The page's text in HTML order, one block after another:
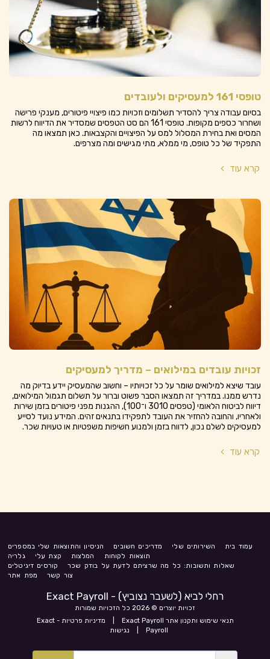
טופסי 161 למעסיקים ולעובדים
בסיום עבודה צריך להסדיר תשלומים וזכויות כמו פיצויי פיטורים, מענקי פרישה
ושחרור כספים מקופות. טופסי 161 הם סט הטפסים שמסדיר את הדיווח לרשות
המסים ואת בחירת המסלול למס על הפיצויים והקצבאות. כאן תמצאו מה
התפקיד של כל טופס, מי ממלא, מתי מגישים ומה מצרפים.
קרא עוד
זכויות עובדים במילואים – מדריך למעסיקים
עובד שיצא למילואים שומר על כל זכויותיו – וחשוב שהמעסיק יידע בדיוק מה
נדרש ממנו. במדריך זה תמצאו הסבר פשוט וברור על תשלום תגמול המילואים,
דיווח לביטוח הלאומי (טפסים 3010 ו־100), ההגנות מפני פיטורים בזמן שירות
ולאחריו, והחובה להחזיר את העובד לתפקידו בתנאים זהים. המידע נועד לסייע
למעסיקים לשלם נכון, לדווח בזמן ולמנוע חשיפות משפטיות או טעויות שכר.
קרא עוד
רחלי לביא (לשעבר נצוביץ) - Exact Payroll
זכויות יוצרים © 2026 כל הזכויות שמורות
תנאי שימוש ותקנון אתר Exact Payroll
מדיניות פרטיות - Exact
Payroll
נגישות
עמוד בית השירותים שלי מדריכים חשובים
הניסיון והתוצאות שלי במספרים
תוצאות לקוחות
המלצות קצת עלי
גלריה
שאלות ותשובות: כל מה שרציתם לדעת על בודק שכר
קורסים דיגיטלים
צור קשר
מפת אתר